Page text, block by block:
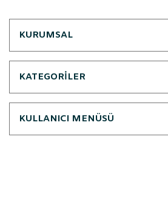
KURUMSAL
KATEGORİLER
KULLANICI MENÜSÜ